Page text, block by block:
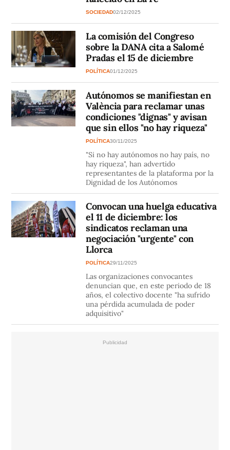
SOCIEDAD02/12/2025
La comisión del Congreso
sobre la DANA cita a Salomé
Pradas el 15 de diciembre
POLÍTICA01/12/2025
Autónomos se manifiestan en
València para reclamar unas
condiciones "dignas" y avisan
que sin ellos "no hay riqueza"
POLÍTICA30/11/2025
"Si no hay autónomos no hay país, no
hay riqueza", han advertido
representantes de la plataforma por la
Dignidad de los Autónomos
Convocan una huelga educativa
el 11 de diciembre: los
sindicatos reclaman una
negociación "urgente" con
Llorca
POLÍTICA29/11/2025
Las organizaciones convocantes
denuncian que, en este periodo de 18
años, el colectivo docente "ha sufrido
una pérdida acumulada de poder
adquisitivo"